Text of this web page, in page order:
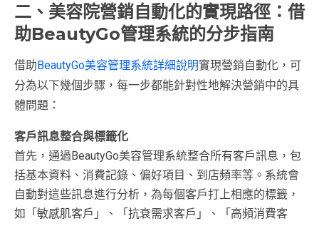
二、美容院營銷自動化的實現路徑：借
助BeautyGo管理系統的分步指南
借助BeautyGo美容管理系統詳細說明實現營銷自動化，可
分為以下幾個步驟，每一步都能針對性地解決營銷中的具
體問題：
客戶訊息整合與標籤化
首先，通過BeautyGo美容管理系統整合所有客戶訊息，包
括基本資料、消費記錄、偏好項目、到店頻率等。系統會
自動對這些訊息進行分析，為每個客戶打上相應的標籤，
如「敏感肌客戶」、「抗衰需求客戶」、「高頻消費客